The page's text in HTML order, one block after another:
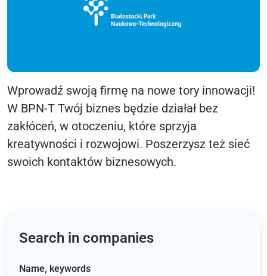
Wprowadź swoją firmę na nowe tory innowacji!
W BPN-T Twój biznes będzie działał bez
zakłóceń, w otoczeniu, które sprzyja
kreatywności i rozwojowi. Poszerzysz też sieć
swoich kontaktów biznesowych.
Search in companies
Name, keywords